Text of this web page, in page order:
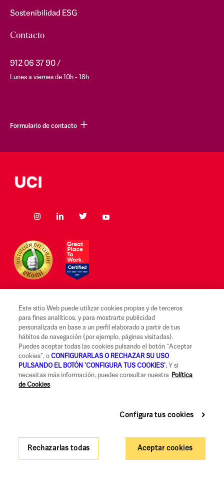
Sostenibilidad ESG
Contacto
912 06 37 90
Lunes a viernes de 10h - 18h
Formulario de contacto
Aviso legal y Condiciones de uso
Reclamaciones
Código de Buenas Prácticas
Gobierno Corporativo y Política de Remuneraciones
Este sitio Web puede utilizar cookies propias y de terceros
para fines analíticos, y para mostrarte publicidad
personalizada en base a un perfil elaborado a partir de tus
hábitos de navegación (por ejemplo, páginas visitadas).
Puedes aceptar todas las cookies pulsando el botón “Aceptar
cookies”, oCONFIGURARLAS O RECHAZAR SU USO
PULSANDO EL BOTÓN 'CONFIGURA TUS COOKIES'. Y si
necesitas más información, puedes consultar nuestra
Política
de Cookies
Aceptar cookies
Rechazarlas todas
Configura tus cookies